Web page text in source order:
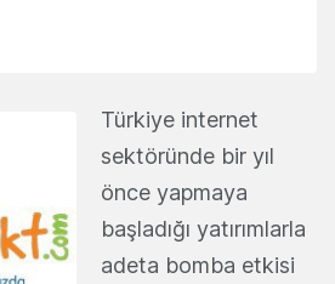
Türkiye internet
sektöründe bir yıl
önce yapmaya
başladığı yatırımlarla
adeta bomba etkisi